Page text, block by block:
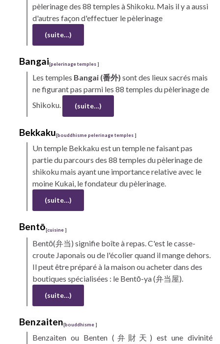
pèlerinage des 88 temples àShikoku. Mais il y a aussi
d'autres façon d'effectuer le pèlerinage
(suite…)
Bangai [pelerinage temples]
Les temples Bangai (番外) sont des lieux sacrés mais
ne figurant pas parmi les 88 temples du pèlerinage de
Shikoku.
(suite…)
Bekkaku[bouddhisme pelerinage temples]
Un temple Bekkakuest un temple ne faisant pas
partie du parcours des 88 temples du pèlerinage de
shikokumais ayant une importance relative avec le
moine Kukai, le fondateur du pèlerinage.
(suite…)
Bentō[cuisine]
Bentō(弁当) signifie boîte à repas. C'est le casse-
croute Japonais ou de l'écolier quand il mange dehors.
Il peut être préparé à la maison ou acheter dans des
boutiques spécialisées : le Bentō-ya (弁当屋).
(suite…)
Benzaiten[bouddhisme]
Benzaiten ou Benten (弁財天) est une divinité